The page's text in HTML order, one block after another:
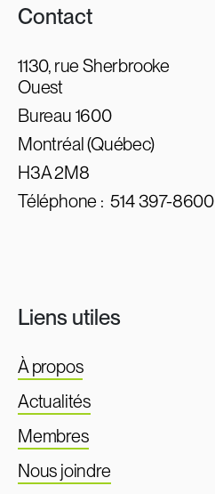
Contact
1130, rue Sherbrooke
Ouest
Bureau 1600
Montréal (Québec)
H3A 2M8
Téléphone :514 397-8600
Liens utiles
À propos
Actualités
Membres
Nous joindre